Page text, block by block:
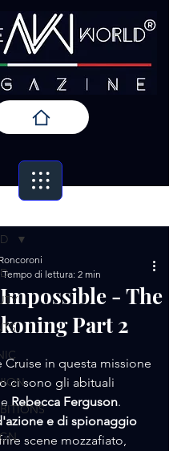
- The
Part 2
Tempo di lettura: 2 min
NaN stelle su 5.
Cruise in questa missione
ci sono gli abituali
Rebecca Ferguson.
e di spionaggio
scene mozzafiato,